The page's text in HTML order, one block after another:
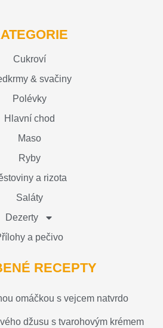
Cukroví
& svačiny
Polévky
Hlavní chod
Maso
Ryby
a rizota
Saláty
Dezerty
a pečivo
RECEPTY
omáčkou s vejcem natvrdo
džusu s tvarohovým krémem